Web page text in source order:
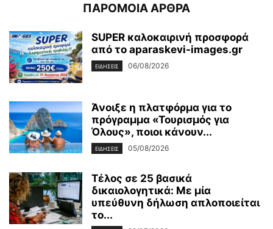
ΠΑΡΟΜΟΙΑ ΑΡΘΡΑ
SUPER καλοκαιρινή προσφορά
από το aparaskevi-images.gr
ΕΙΔΗΣΕΙΣ 06/08/2026
Άνοιξε η πλατφόρμα για το
πρόγραμμα «Τουρισμός για
Όλους», ποιοι κάνουν...
ΕΙΔΗΣΕΙΣ 05/08/2026
Τέλος σε 25 βασικά
δικαιολογητικά: Με μία
υπεύθυνη δήλωση απλοποιείται
το...